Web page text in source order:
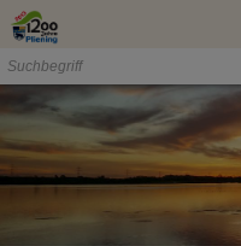
Zum Inhalt
schließen